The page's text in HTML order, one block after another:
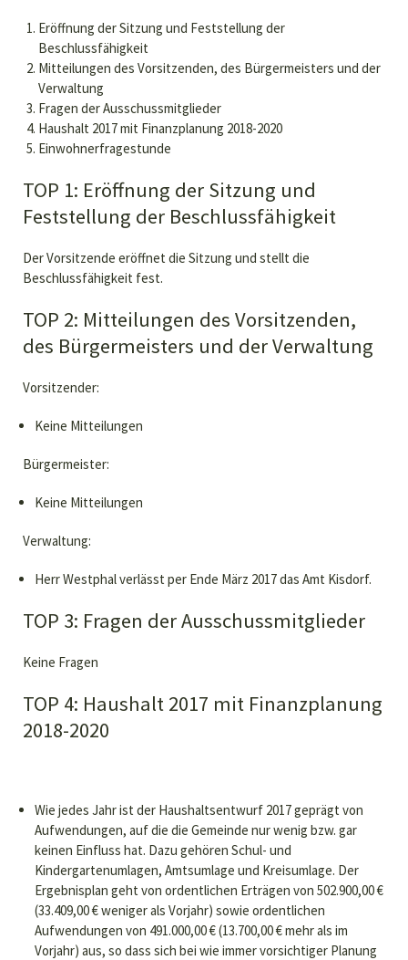
Eröffnung der Sitzung und Feststellung der
Beschlussfähigkeit
Mitteilungen des Vorsitzenden, des Bürgermeisters und der
Verwaltung
Fragen der Ausschussmitglieder
Haushalt 2017 mit Finanzplanung 2018-2020
Einwohnerfragestunde
TOP 1: Eröffnung der Sitzung und
Feststellung der Beschlussfähigkeit
Der Vorsitzende eröffnet die Sitzung und stellt die
Beschlussfähigkeit fest.
TOP 2: Mitteilungen des Vorsitzenden,
des Bürgermeisters und der Verwaltung
Vorsitzender:
Keine Mitteilungen
Bürgermeister:
Keine Mitteilungen
Verwaltung:
Herr Westphal verlässt per Ende März 2017 das Amt Kisdorf.
TOP 3: Fragen der Ausschussmitglieder
Keine Fragen
TOP 4: Haushalt 2017 mit Finanzplanung
2018-2020
Wie jedes Jahr ist der Haushaltsentwurf 2017 geprägt von
Aufwendungen, auf die die Gemeinde nur wenig bzw. gar
keinen Einfluss hat. Dazu gehören Schul- und
Kindergartenumlagen, Amtsumlage und Kreisumlage. Der
Ergebnisplan geht von ordentlichen Erträgen von 502.900,00 €
(33.409,00 € weniger als Vorjahr) sowie ordentlichen
Aufwendungen von 491.000,00 € (13.700,00 € mehr als im
Vorjahr) aus, so dass sich bei wie immer vorsichtiger Planung